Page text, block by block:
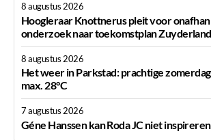
8 augustus 2026
Hoogleraar Knottnerus pleit voor
onderzoek naar toekomstplan Zuyderland
8 augustus 2026
Het weer in Parkstad: prachtige
max. 28°C
7 augustus 2026
Géne Hanssen kan Roda JC niet